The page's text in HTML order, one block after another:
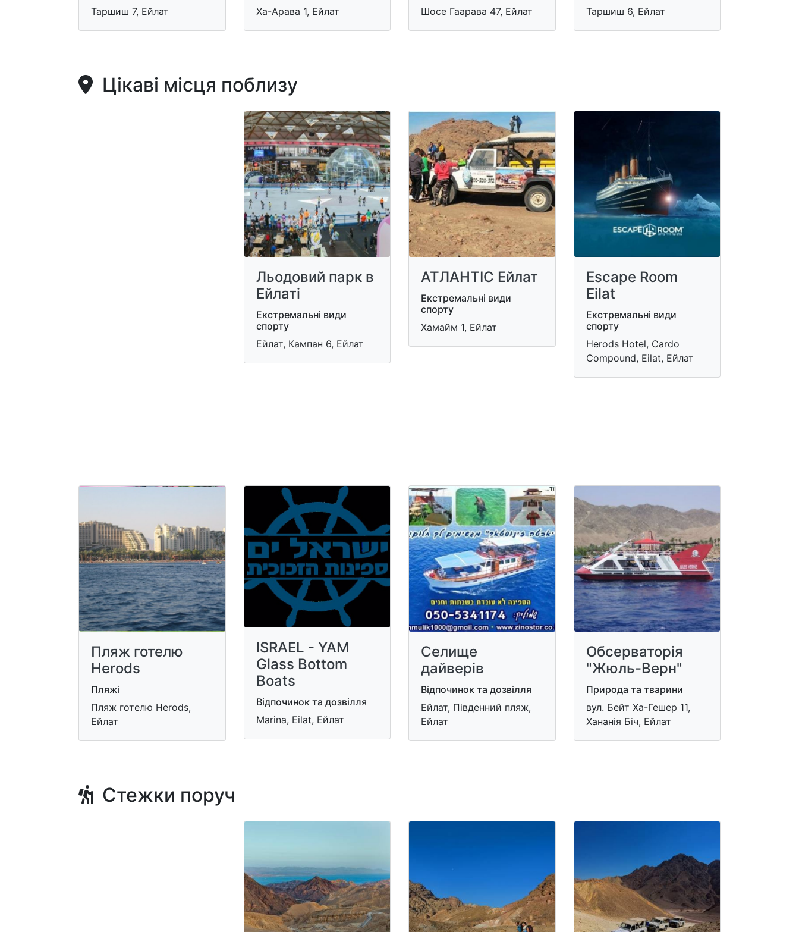
Taршиш 7, Ейлат
Ха-Арава 1, Ейлат
Шосе Гаарава 47, Ейлат
Taршиш 6, Ейлат
Цікаві місця поблизу
Льодовий парк в
Ейлаті
Екстремальні види
спорту
Ейлат, Кампан 6, Ейлат
АТЛАНТІС Ейлат
Екстремальні види
спорту
Хамайм 1, Ейлат
Escape Room
Eilat
Екстремальні види
спорту
Herods Hotel, Cardo
Compound, Eilat, Ейлат
Пляж готелю
Herods
Пляжі
Пляж готелю Herods,
Ейлат
ISRAEL - YAM
Glass Bottom
Boats
Відпочинок та дозвілля
Marina, Eilat, Ейлат
Селище
дайверів
Відпочинок та дозвілля
Ейлат, Південний пляж,
Ейлат
Обсерваторія
"Жюль-Верн"
Природа та тварини
вул. Бейт Ха-Гешер 11,
Хананія Біч, Ейлат
Стежки поруч